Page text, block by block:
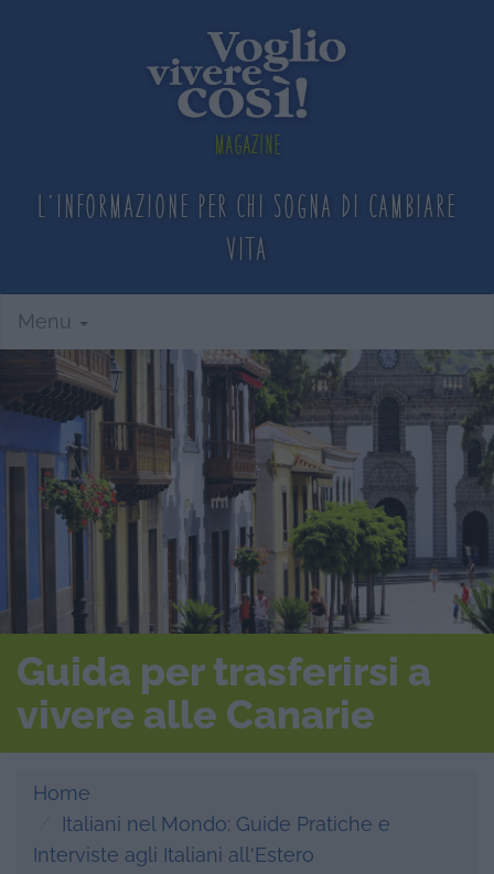
Magazine
L'informazione per chi sogna di cambiare
vita
Menu
Guida per trasferirsi a
vivere alle Canarie
Home
Italiani nel Mondo: Guide Pratiche e
Interviste agli Italiani all'Estero